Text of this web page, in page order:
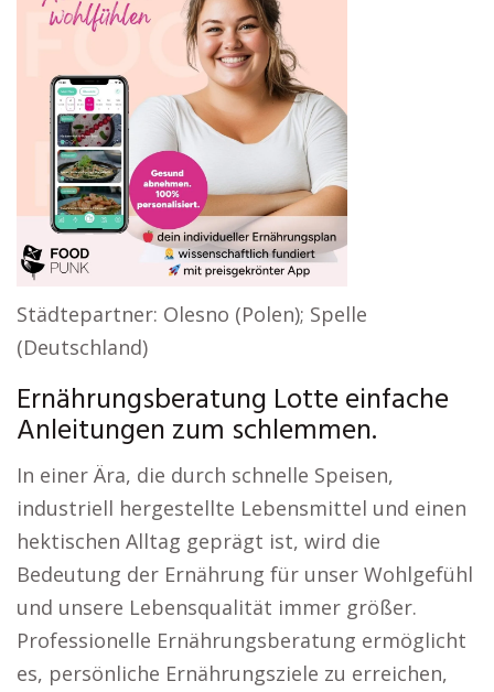
Städtepartner: Olesno (Polen); Spelle
(Deutschland)
Ernährungsberatung Lotte einfache
Anleitungen zum schlemmen.
In einer Ära, die durch schnelle Speisen,
industriell hergestellte Lebensmittel und einen
hektischen Alltag geprägt ist, wird die
Bedeutung der Ernährung für unser Wohlgefühl
und unsere Lebensqualität immer größer.
Professionelle Ernährungsberatung ermöglicht
es, persönliche Ernährungsziele zu erreichen,